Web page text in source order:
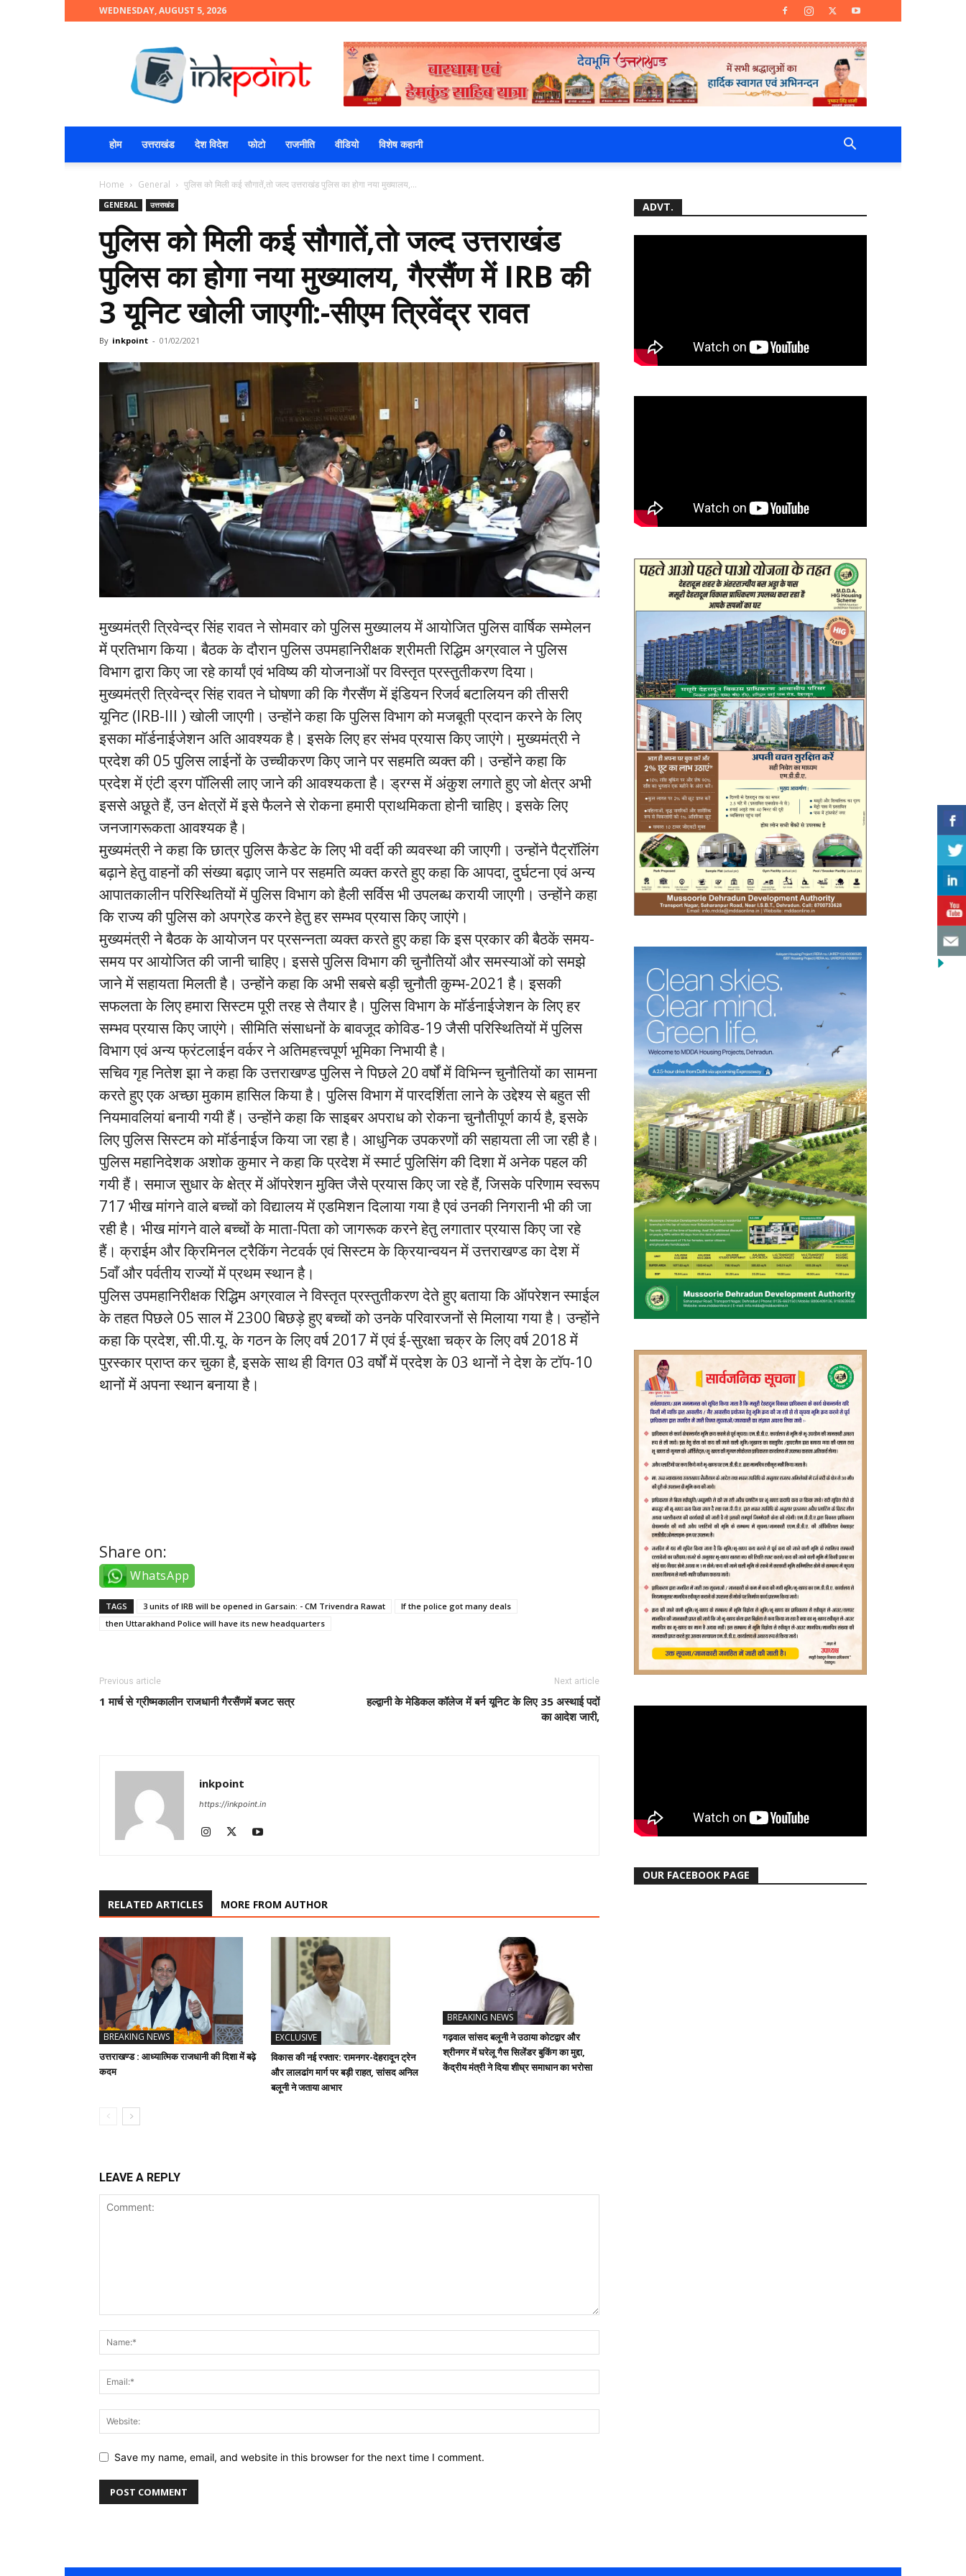
WEDNESDAY, AUGUST 5, 2026
होम उत्तराखंड देश विदेश फोटो राजनीति वीडियो विशेष कहानी
Home General पुलिस को मिली कई सौगातें,तो जल्द उत्तराखंड पुलिस का होगा नया मुख्यालय,...
GENERAL उत्तराखंड
पुलिस को मिली कई सौगातें,तो जल्द उत्तराखंड
पुलिस का होगा नया मुख्यालय, गैरसैंण में IRB की
3 यूनिट खोली जाएगी:-सीएम त्रिवेंद्र रावत
By inkpoint - 01/02/2021
मुख्यमंत्री त्रिवेन्द्र सिंह रावत ने सोमवार को पुलिस मुख्यालय में आयोजित पुलिस वार्षिक सम्मेलन
में प्रतिभाग किया। बैठक के दौरान पुलिस उपमहानिरीक्षक श्रीमती रिद्धिम अग्रवाल ने पुलिस
विभाग द्वारा किए जा रहे कार्यां एवं भविष्य की योजनाओं पर विस्तृत प्रस्तुतीकरण दिया।
मुख्यमंत्री त्रिवेन्द्र सिंह रावत ने घोषणा की कि गैरसैंण में इंडियन रिजर्व बटालियन की तीसरी
यूनिट (IRB-III ) खोली जाएगी। उन्होंने कहा कि पुलिस विभाग को मजबूती प्रदान करने के लिए
इसका मॉर्डनाईजेशन अति आवश्यक है। इसके लिए हर संभव प्रयास किए जाएंगे। मुख्यमंत्री ने
प्रदेश की 05 पुलिस लाईनों के उच्चीकरण किए जाने पर सहमति व्यक्त की। उन्होंने कहा कि
प्रदेश में एंटी ड्रग पॉलिसी लाए जाने की आवश्यकता है। ड्रग्स में अंकुश लगाते हुए जो क्षेत्र अभी
इससे अछूते हैं, उन क्षेत्रों में इसे फैलने से रोकना हमारी प्राथमिकता होनी चाहिए। इसके लिए
जनजागरूकता आवश्यक है।
मुख्यमंत्री ने कहा कि छात्र पुलिस कैडेट के लिए भी वर्दी की व्यवस्था की जाएगी। उन्होंने पैट्रॉलिंग
बढ़ाने हेतु वाहनों की संख्या बढ़ाए जाने पर सहमति व्यक्त करते हुए कहा कि आपदा, दुर्घटना एवं अन्य
आपातकालीन परिस्थितियों में पुलिस विभाग को हैली सर्विस भी उपलब्ध करायी जाएगी। उन्होंने कहा
कि राज्य की पुलिस को अपग्रेड करने हेतु हर सम्भव प्रयास किए जाएंगे।
मुख्यमंत्री ने बैठक के आयोजन पर प्रसन्नता व्यक्त करते हुए कहा कि इस प्रकार की बैठकें समय-
समय पर आयोजित की जानी चाहिए। इससे पुलिस विभाग की चुनौतियों और समस्याओं को समझे
जाने में सहायता मिलती है। उन्होंने कहा कि अभी सबसे बड़ी चुनौती कुम्भ-2021 है। इसकी
सफलता के लिए हमारा सिस्टम पूरी तरह से तैयार है। पुलिस विभाग के मॉर्डनाईजेशन के लिए हर
सम्भव प्रयास किए जाएंगे। सीमिति संसाधनों के बावजूद कोविड-19 जैसी परिस्थितियों में पुलिस
विभाग एवं अन्य फ्रंटलाईन वर्कर ने अतिमहत्त्वपूर्ण भूमिका निभायी है।
सचिव गृह नितेश झा ने कहा कि उत्तराखण्ड पुलिस ने पिछले 20 वर्षों में विभिन्न चुनौतियों का सामना
करते हुए एक अच्छा मुकाम हासिल किया है। पुलिस विभाग में पारदर्शिता लाने के उद्देश्य से बहुत सी
नियमावलियां बनायी गयी हैं। उन्होंने कहा कि साइबर अपराध को रोकना चुनौतीपूर्ण कार्य है, इसके
लिए पुलिस सिस्टम को मॉर्डनाईज किया जा रहा है। आधुनिक उपकरणों की सहायता ली जा रही है।
पुलिस महानिदेशक अशोक कुमार ने कहा कि प्रदेश में स्मार्ट पुलिसिंग की दिशा में अनेक पहल की
गयी हैं। समाज सुधार के क्षेत्र में ऑपरेशन मुक्ति जैसे प्रयास किए जा रहे हैं, जिसके परिणाम स्वरूप
717 भीख मांगने वाले बच्चों को विद्यालय में एडमिशन दिलाया गया है एवं उनकी निगरानी भी की जा
रही है। भीख मांगने वाले बच्चों के माता-पिता को जागरूक करने हेतु लगातार प्रयास किए जा रहे
हैं। क्राईम और क्रिमिनल ट्रैकिंग नेटवर्क एवं सिस्टम के क्रियान्वयन में उत्तराखण्ड का देश में
5वाँ और पर्वतीय राज्यों में प्रथम स्थान है।
पुलिस उपमहानिरीक्षक रिद्धिम अग्रवाल ने विस्तृत प्रस्तुतीकरण देते हुए बताया कि ऑपरेशन स्माईल
के तहत पिछले 05 साल में 2300 बिछड़े हुए बच्चों को उनके परिवारजनों से मिलाया गया है। उन्होंने
कहा कि प्रदेश, सी.पी.यू. के गठन के लिए वर्ष 2017 में एवं ई-सुरक्षा चक्र के लिए वर्ष 2018 में
पुरस्कार प्राप्त कर चुका है, इसके साथ ही विगत 03 वर्षों में प्रदेश के 03 थानों ने देश के टॉप-10
थानों में अपना स्थान बनाया है।
Share on:
WhatsApp
TAGS 3 units of IRB will be opened in Garsain: - CM Trivendra Rawat
If the police got many deals
then Uttarakhand Police will have its new headquarters
Previous article
1 मार्च से ग्रीष्मकालीन राजधानी गैरसैंणमें बजट सत्र
Next article
हल्द्वानी के मेडिकल कॉलेज में बर्न यूनिट के लिए 35 अस्थाई पदों
का आदेश जारी,
inkpoint
https://inkpoint.in
RELATED ARTICLES MORE FROM AUTHOR
BREAKING NEWS
उत्तराखण्ड : आध्यात्मिक राजधानी की दिशा में बढ़े
कदम
EXCLUSIVE
विकास की नई रफ्तार: रामनगर-देहरादून ट्रेन
और लालढांग मार्ग पर बड़ी राहत, सांसद अनिल
बलूनी ने जताया आभार
BREAKING NEWS
गढ़वाल सांसद बलूनी ने उठाया कोटद्वार और
श्रीनगर में घरेलू गैस सिलेंडर बुकिंग का मुद्दा,
केंद्रीय मंत्री ने दिया शीघ्र समाधान का भरोसा
LEAVE A REPLY
Save my name, email, and website in this browser for the next time I comment.
ADVT.
OUR FACEBOOK PAGE